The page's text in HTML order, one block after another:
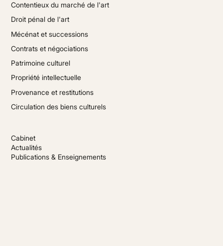
Contentieux du marché de l'art
Droit pénal de l'art
Mécénat et successions
Contrats et négociations
Patrimoine culturel
Propriété intellectuelle
Provenance et restitutions
Circulation des biens culturels
Cabinet
Actualités
Publications & Enseignements